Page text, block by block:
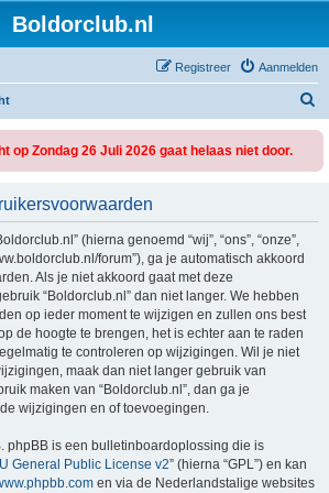
Boldorclub.nl
Aanmelden
Registreer
op Zondag 26 Juli 2026 gaat helaas niet door.
(hierna genoemd “wij”, “ons”, “onze”,
forum”), ga je automatisch akkoord
Als je niet akkoord gaat met deze
“Boldorclub.nl” dan niet langer. We hebben
op ieder moment te wijzigen en zullen ons best
de hoogte te brengen, het is echter aan te raden
te controleren op wijzigingen. Wil je niet
maak dan niet langer gebruik van
maken van “Boldorclub.nl”, dan ga je
wijzigingen en of toevoegingen.
phpBB is een bulletinboardoplossing die is
General Public License v2” (hierna “GPL”) en kan
en via de Nederlandstalige websites